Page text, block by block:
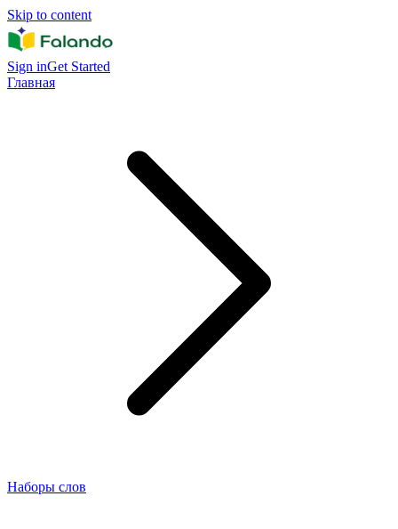
Skip to content
Sign inGet Started
Главная
Наборы слов